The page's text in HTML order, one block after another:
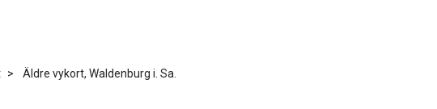
Äldre vykort, Waldenburg i. Sa.